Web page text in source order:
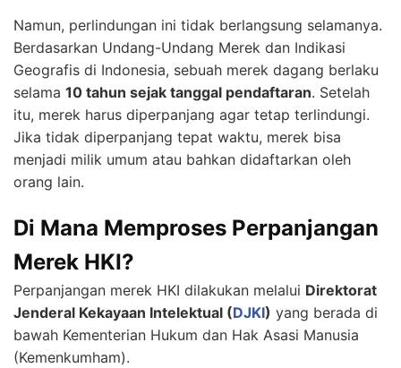
Namun, perlindungan ini tidak berlangsung selamanya.
Berdasarkan Undang-Undang Merek dan Indikasi
Geografis di Indonesia, sebuah merek dagang berlaku
selama 10 tahun sejak tanggal pendaftaran. Setelah
itu, merek harus diperpanjang agar tetap terlindungi.
Jika tidak diperpanjang tepat waktu, merek bisa
menjadi milik umum atau bahkan didaftarkan oleh
orang lain.
Di Mana Memproses Perpanjangan
Merek HKI?
Perpanjangan merek HKI dilakukan melalui Direktorat
Jenderal Kekayaan Intelektual (DJKI) yang berada di
bawah Kementerian Hukum dan Hak Asasi Manusia
(Kemenkumham).